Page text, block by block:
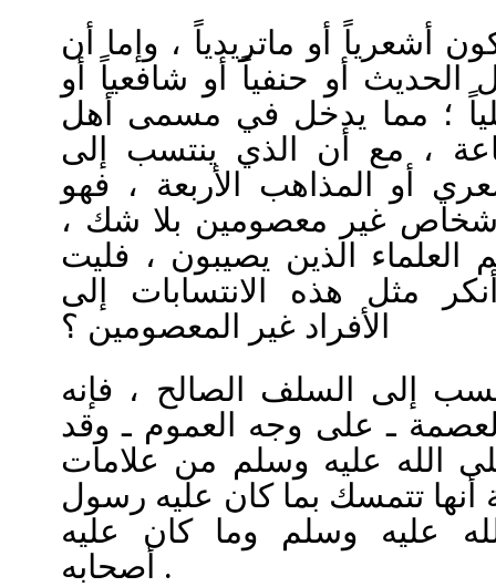
أشعرياً أو ماتريدياً ، وإما أن
أو حنفياً أو شافعياً أو
؛ مما يدخل في مسمى أهل
، مع أن الذي ينتسب إلى
أو المذاهب الأربعة ، فهو
غير معصومين بلا شك ،
العلماء الذين يصيبون ، فليت
مثل هذه الانتسابات إلى
الأفراد غير المعصومين ؟
إلى السلف الصالح ، فإنه
ـ على وجه العموم ـ وقد
الله عليه وسلم من علامات
أنها تتمسك بما كان عليه رسول
عليه وسلم وما كان عليه
أصحابه .